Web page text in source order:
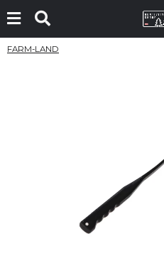
FARM-LAND